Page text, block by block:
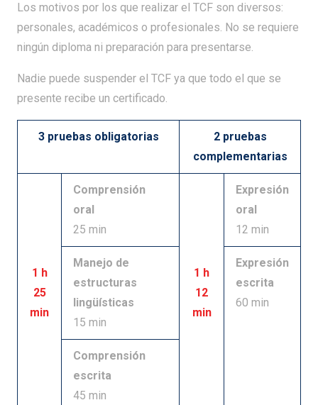
Los motivos por los que realizar el TCF son diversos:
personales, académicos o profesionales. No se requiere
ningún diploma ni preparación para presentarse.
Nadie puede suspender el TCF ya que todo el que se
presente recibe un certificado.
3 pruebas obligatorias
2 pruebas
complementarias
1 h
25
min
Comprensión
oral
25 min
1 h
12
min
Expresión
oral
12 min
Manejo de
estructuras
lingüísticas
15 min
Expresión
escrita
60 min
Comprensión
escrita
45 min